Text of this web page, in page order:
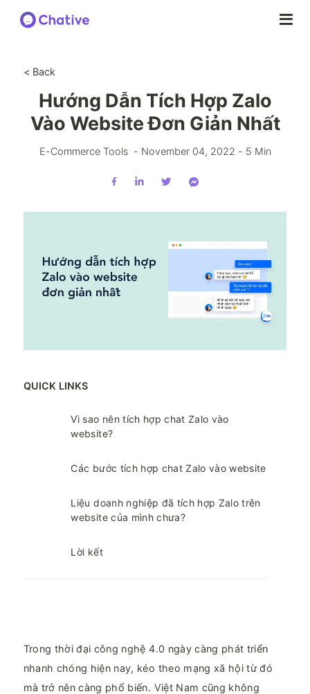
< Back
Hướng Dẫn Tích Hợp Zalo
Vào Website Đơn Giản Nhất
E-Commerce Tools- November 04, 2022 - 5 Min
QUICK LINKS
Vì sao nên tích hợp chat Zalo vào
website?
Các bước tích hợp chat Zalo vào website
Liệu doanh nghiệp đã tích hợp Zalo trên
website của mình chưa?
Lời kết
Trong thời đại công nghệ 4.0 ngày càng phát triển
nhanh chóng hiện nay, kéo theo mạng xã hội từ đó
mà trở nên càng phổ biến. Việt Nam cũng không